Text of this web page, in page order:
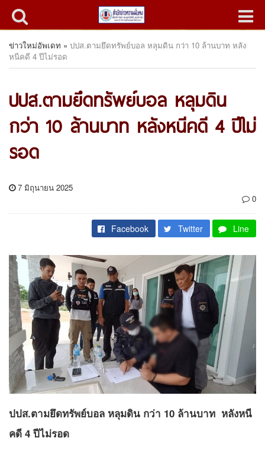
ข่าวใหม่อัพเดท » ปปส.ตามยึดทรัพย์บอล หลุมดิน กว่า 10 ล้านบาท หลัง
หนีคดี 4 ปีไม่รอด
ปปส.ตามยึดทรัพย์บอล หลุมดิน
กว่า 10 ล้านบาท หลังหนีคดี 4 ปีไม่
รอด
7 มิถุนายน 2025
0
Facebook Twitter Line
ปปส.ตามยึดทรัพย์บอล หลุมดิน กว่า 10 ล้านบาท หลังหนี
คดี 4 ปีไม่รอด